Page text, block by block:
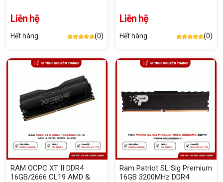
Liên hệ
Hết hàng (0)
Liên hệ
Hết hàng (0)
RAM OCPC XT II DDR4
16GB/2666 CL19 AMD &
Ram Patriot SL Sig Premium
16GB 3200MHz DDR4